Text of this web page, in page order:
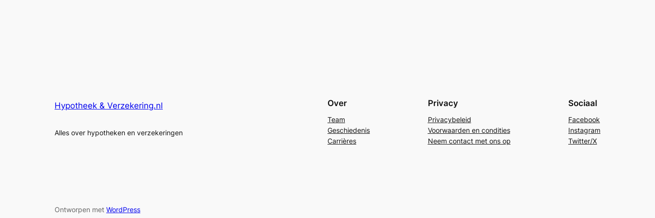
Hypotheek & Verzekering.nl
Alles over hypotheken en verzekeringen
Over
Team
Geschiedenis
Carrières
Privacy
Privacybeleid
Voorwaarden en condities
Neem contact met ons op
Sociaal
Facebook
Instagram
Twitter/X
Ontworpen met WordPress